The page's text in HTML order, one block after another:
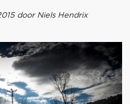
door Niels Hendrix